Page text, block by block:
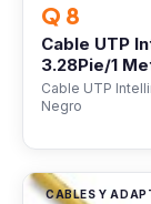
Q 8
Cable UTP
3.28Pie/1
Cable UTP
Negro
CABLES Y